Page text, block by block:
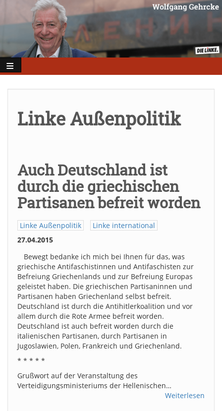
Inhalt
Linke Außenpolitik
Auch Deutschland ist
durch die griechischen
Partisanen befreit worden
Linke Außenpolitik
Linke international
27.04.2015
Bewegt bedanke ich mich bei Ihnen für das, was
griechische Antifaschistinnen und Antifaschisten zur
Befreiung Griechenlands und zur Befreiung Europas
geleistet haben. Die griechischen Partisaninnen und
Partisanen haben Griechenland selbst befreit.
Deutschland ist durch die Antihitlerkoalition und vor
allem durch die Rote Armee befreit worden.
Deutschland ist auch befreit worden durch die
italienischen Partisanen, durch Partisanen in
Jugoslawien, Polen, Frankreich und Griechenland.
* * * * *
Grußwort auf der Veranstaltung des
Verteidigungsministeriums der Hellenischen…
Weiterlesen